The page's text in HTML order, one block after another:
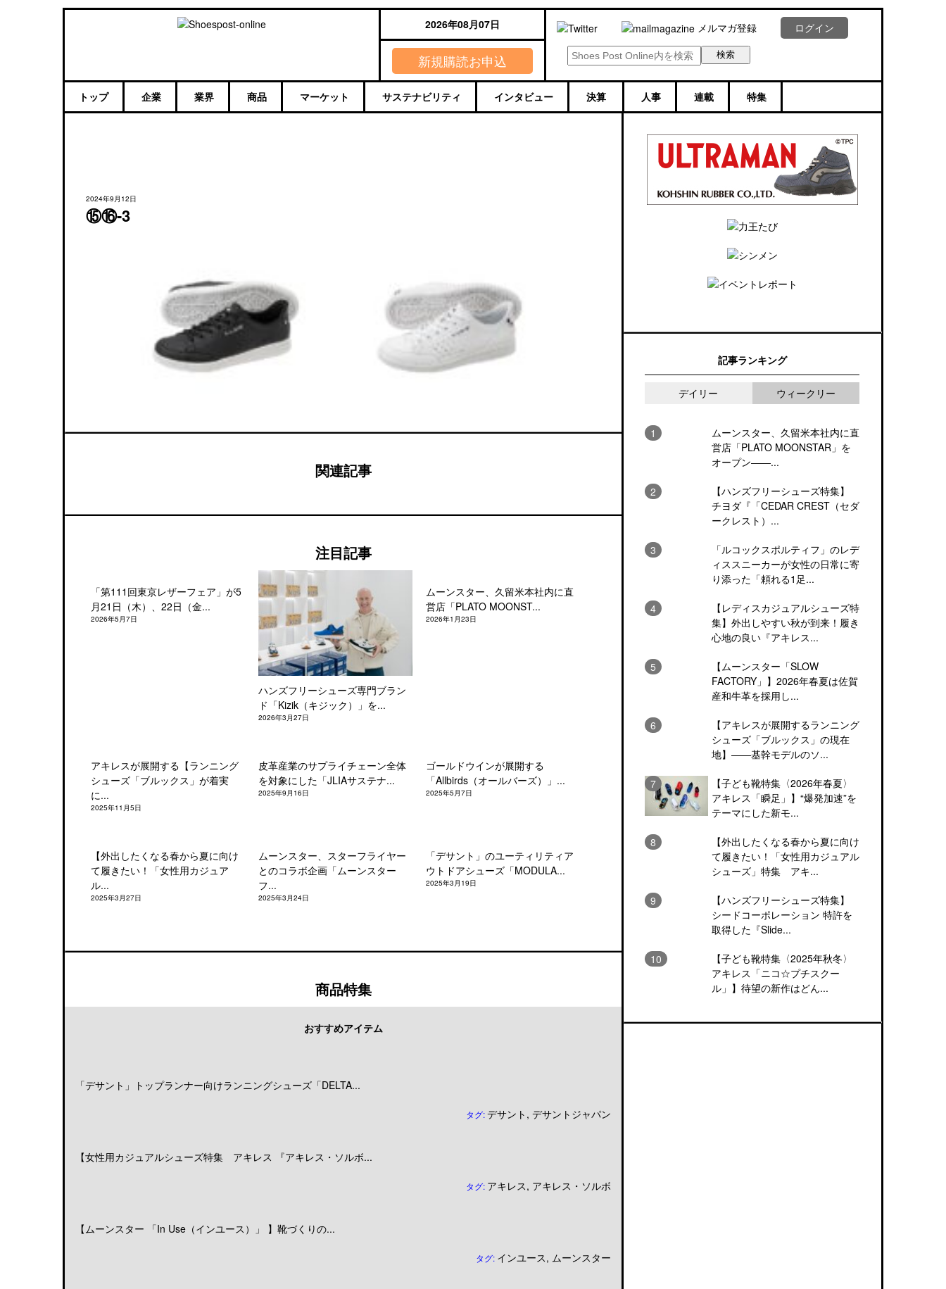
2026年08月07日
新規購読お申込
メルマガ登録 ログイン
トップ 企業 業界 商品 マーケット サステナビリティ インタビュー 決算 人事 連載 特集
2024年9月12日
⑮⑯-3
関連記事
注目記事
「第111回東京レザーフェア」が5
月21日（木）、22日（金...
2026年5月7日
ハンズフリーシューズ専門ブラン
ド「Kizik（キジック）」を...
2026年3月27日
ムーンスター、久留米本社内に直
営店「PLATO MOONST...
2026年1月23日
アキレスが展開する【ランニング
シューズ「ブルックス」が着実
に...
2025年11月5日
皮革産業のサプライチェーン全体
を対象にした「JLIAサステナ...
2025年9月16日
ゴールドウインが展開する
「Allbirds（オールバーズ）」...
2025年5月7日
【外出したくなる春から夏に向け
て履きたい！「女性用カジュア
ル...
2025年3月27日
ムーンスター、スターフライヤー
とのコラボ企画「ムーンスター
フ...
2025年3月24日
「デサント」のユーティリティア
ウトドアシューズ「MODULA...
2025年3月19日
商品特集
おすすめアイテム
「デサント」トップランナー向けランニングシューズ「DELTA...
タグ:デサント , デサントジャパン
【女性用カジュアルシューズ特集 アキレス 『アキレス・ソルボ...
タグ: アキレス, アキレス・ソルボ
【ムーンスター 「In Use（インユース）」 】靴づくりの...
タグ: インユース, ムーンスター
記事ランキング
デイリー ウィークリー
ムーンスター、久留米本社内に直
営店「PLATO MOONSTAR」を
オープン――...
【ハンズフリーシューズ特集】
チヨダ『「CEDAR CREST（セダ
ークレスト）...
「ルコックスポルティフ」のレデ
ィススニーカーが女性の日常に寄
り添った「頼れる1足...
【レディスカジュアルシューズ特
集】外出しやすい秋が到来！履き
心地の良い『アキレス...
【ムーンスター「SLOW
FACTORY」】2026年春夏は佐賀
産和牛革を採用し...
【アキレスが展開するランニング
シューズ「ブルックス」の現在
地】――基幹モデルのソ...
【子ども靴特集〈2026年春夏〉
アキレス「瞬足」】“爆発加速”を
テーマにした新モ...
【外出したくなる春から夏に向け
て履きたい！「女性用カジュアル
シューズ」特集 アキ...
【ハンズフリーシューズ特集】
シードコーポレーション 特許を
取得した『Slide...
【子ども靴特集〈2025年秋冬〉
アキレス「ニコ☆プチスクー
ル」】待望の新作はどん...